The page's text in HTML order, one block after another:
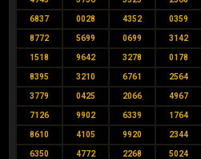
6837 0028 4352 0359
8772 5699 0699 3142
1518 9642 3278 0178
8395 3210 6761 2564
3779 0425 2066 4967
7126 9902 6339 1764
8610 4105 9920 2344
6350 4772 2268 5024